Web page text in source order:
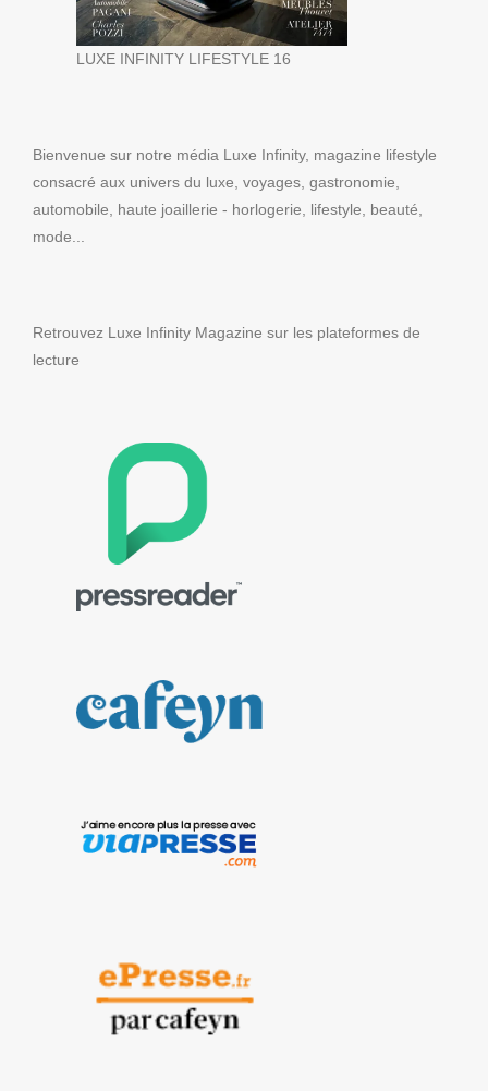
LUXE INFINITY LIFESTYLE 16
Bienvenue sur notre média Luxe Infinity, magazine lifestyle
consacré aux univers du luxe, voyages, gastronomie,
automobile, haute joaillerie - horlogerie, lifestyle, beauté,
mode...
Retrouvez Luxe Infinity Magazine sur les plateformes de
lecture